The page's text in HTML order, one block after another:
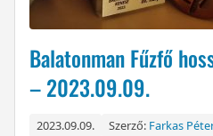
Balatonman Fűzfő
– 2023.09.09.
2023.09.09. Szerző: Farkas